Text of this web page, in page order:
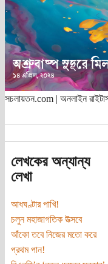
সচলায়তন.com | অনলাইন
লেখকের অন্যান্য
লেখা
আধঘণ্টার পাখি!
চলুন মহাজাগতিক উত্সবে
আঁকো তবে নিজের মতো করে
প্রথম পান!